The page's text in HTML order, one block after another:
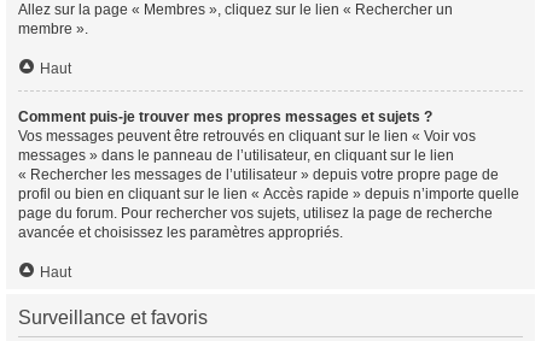
Allez sur la page « Membres », cliquez sur le lien « Rechercher un
membre ».
Haut
Comment puis-je trouver mes propres messages et sujets ?
Vos messages peuvent être retrouvés en cliquant sur le lien « Voir vos
messages » dans le panneau de l’utilisateur, en cliquant sur le lien
« Rechercher les messages de l’utilisateur » depuis votre propre page de
profil ou bien en cliquant sur le lien « Accès rapide » depuis n’importe quelle
page du forum. Pour rechercher vos sujets, utilisez la page de recherche
avancée et choisissez les paramètres appropriés.
Haut
Surveillance et favoris